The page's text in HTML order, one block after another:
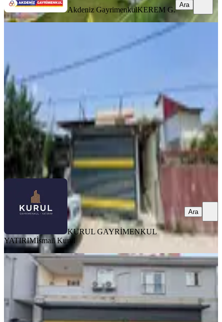
Akdeniz GayrimenkulKEREM G.
Ara
Kurul Gayrimenkul'den Fevzipaşa'da
Satılık2katlı Müstakil Ev2+1
Seyhan, Fevzipaşa Mahallesi
3.600.000 ₺
KURUL GAYRİMENKUL YATIRIM İsmail Kurul
KURUL GAYRİMENKUL
YATIRIMİsmail Kurul
Ara
MANZARALI
Yeşilyurt Damla Taksi Cv 207m2 Arsa
İçinde 1 İşyeri 2 Adet Daire
Seyhan, Yeşilyurt Mahallesi